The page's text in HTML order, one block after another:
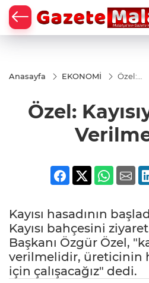
Anasayfa EKONOMİ
Özel:
Özel:
Kayısı hasadının
Kayısı bahçesini
Başkanı Özgür Özel,
verilmelidir, üreticinin
için çalışacağız" dedi.